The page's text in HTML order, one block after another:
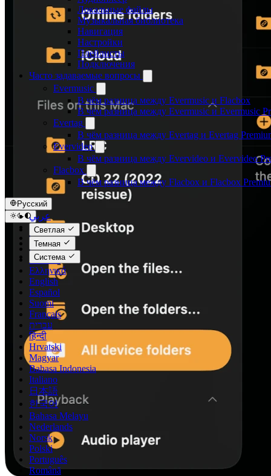
Локальные файлы
Музыкальная библиотека
Навигация
Настройки
Плейлисты
Подключения
Часто задаваемые вопросы
Evermusic
В чём разница между Evermusic и Flacbox
В чём разница между Evermusic и Evermusic
Evertag
В чём разница между Evertag и Evertag
Evervideo
В чём разница между Evervideo и Evervideo
Flacbox
В чём разница между Flacbox и Flacbox
Русский
عربي
Català
Čeština
Dansk
Deutsch
Ελληνικά
English
Español
Suomi
Français
עברית
हिन्दी
Hrvatski
Magyar
Bahasa Indonesia
Italiano
日本語
한국어
Bahasa Melayu
Nederlands
Norsk
Polski
Português
Română
Светлая
Темная
Система